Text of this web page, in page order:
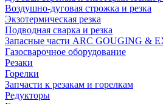
Воздушно-дуговая строжка и резка
Экзотермическая резка
Подводная сварка и резка
Запасные части ARC GOUGING &
Газосварочное оборудование
Резаки
Горелки
Запчасти к резакам и горелкам
Редукторы